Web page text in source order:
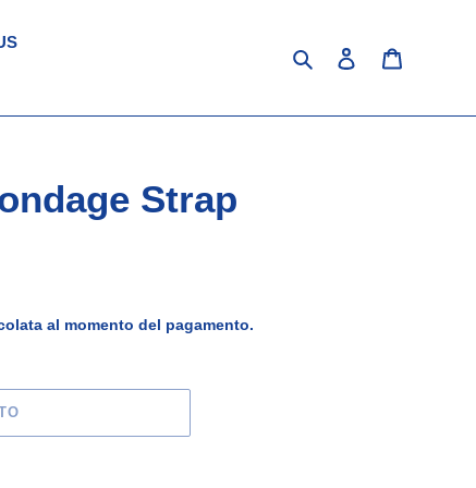
Cerca Accedi
Strap
al momento del pagamento.